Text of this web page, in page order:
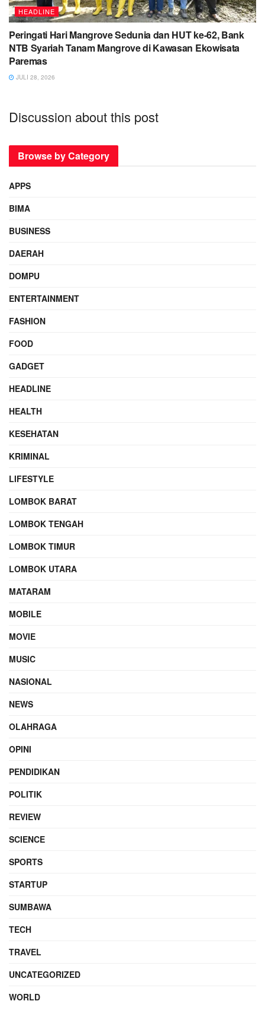
HEADLINE
Peringati Hari Mangrove Sedunia dan HUT ke-62, Bank
NTB Syariah Tanam Mangrove di Kawasan Ekowisata
Paremas
JULI 28, 2026
Discussion about this post
Browse by Category
APPS
BIMA
BUSINESS
DAERAH
DOMPU
ENTERTAINMENT
FASHION
FOOD
GADGET
HEADLINE
HEALTH
KESEHATAN
KRIMINAL
LIFESTYLE
LOMBOK BARAT
LOMBOK TENGAH
LOMBOK TIMUR
LOMBOK UTARA
MATARAM
MOBILE
MOVIE
MUSIC
NASIONAL
NEWS
OLAHRAGA
OPINI
PENDIDIKAN
POLITIK
REVIEW
SCIENCE
SPORTS
STARTUP
SUMBAWA
TECH
TRAVEL
UNCATEGORIZED
WORLD